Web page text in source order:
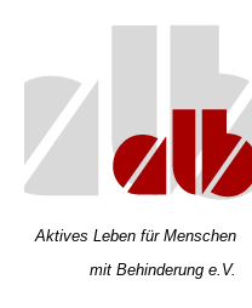
Aktives Leben für Menschen
mit Behinderung e.V.